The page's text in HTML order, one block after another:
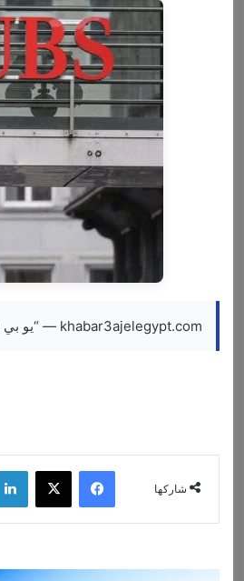
khabar3ajelegypt.com — “يو بي إس” يتوصل لاتفاق مع أميركا بشأن التزامات “كريدي سويس”
شاركها
فيسبوك ‫X